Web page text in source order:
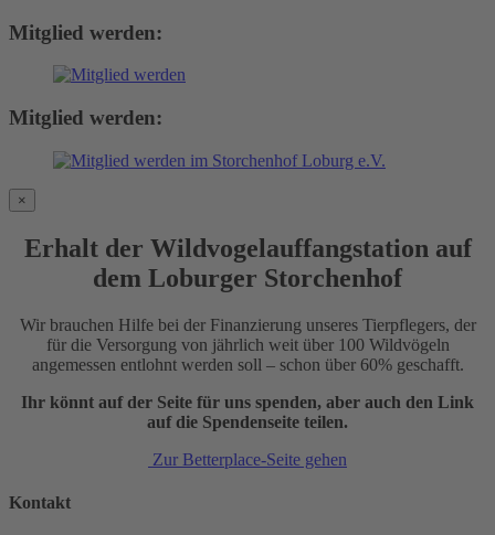
Mitglied werden:
Mitglied werden:
×
Erhalt der Wildvogelauffangstation auf
dem Loburger Storchenhof
Wir brauchen Hilfe bei der Finanzierung unseres Tierpflegers, der
für die Versorgung von jährlich weit über 100 Wildvögeln
angemessen entlohnt werden soll – schon über 60% geschafft.
Ihr könnt auf der Seite für uns spenden, aber auch den Link
auf die Spendenseite teilen.
Zur Betterplace-Seite gehen
Kontakt